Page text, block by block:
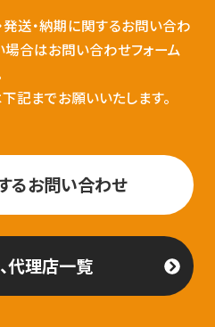
発送・納期に関するお問い合わ
場合はお問い合わせフォーム
記までお願いいたします。
るお問い合わせ
代理店一覧